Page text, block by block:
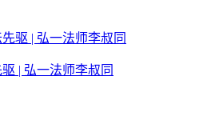
| 弘一法师李叔同